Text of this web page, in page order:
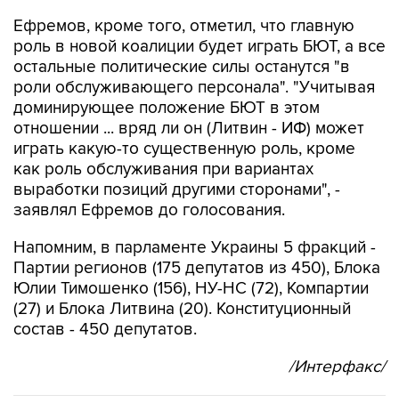
Ефремов, кроме того, отметил, что главную
роль в новой коалиции будет играть БЮТ, а все
остальные политические силы останутся "в
роли обслуживающего персонала". "Учитывая
доминирующее положение БЮТ в этом
отношении ... вряд ли он (Литвин - ИФ) может
играть какую-то существенную роль, кроме
как роль обслуживания при вариантах
выработки позиций другими сторонами", -
заявлял Ефремов до голосования.
Напомним, в парламенте Украины 5 фракций -
Партии регионов (175 депутатов из 450), Блока
Юлии Тимошенко (156), НУ-НС (72), Компартии
(27) и Блока Литвина (20). Конституционный
состав - 450 депутатов.
/Интерфакс/